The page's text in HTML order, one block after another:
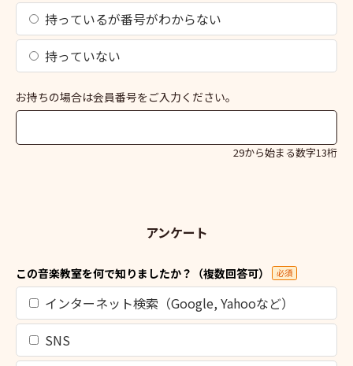
持っているが番号がわからない
持っていない
お持ちの場合は会員番号をご入力ください。
29から始まる数字13桁
アンケート
この音楽教室を何で知りましたか？（複数回答可） 必須
インターネット検索（Google, Yahooなど）
SNS